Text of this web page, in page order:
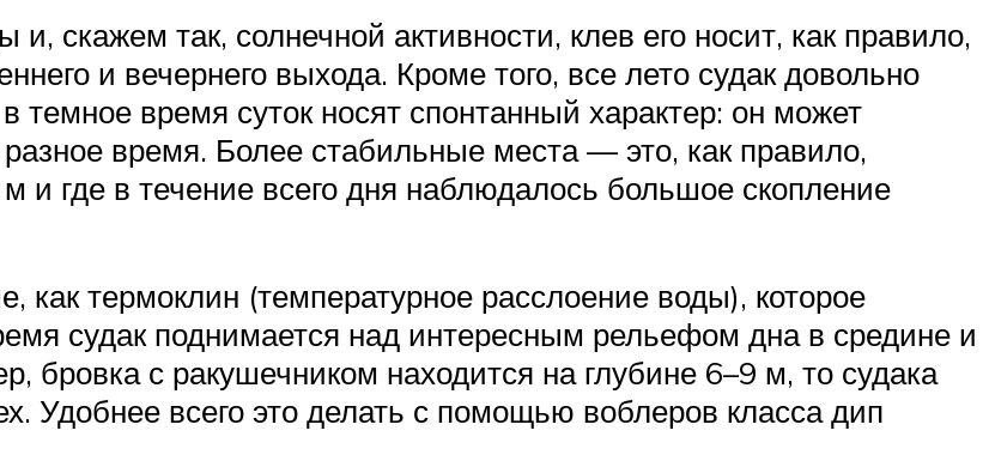
скажем так, солнечной активности, клев его носит, как правило,
и вечернего выхода. Кроме того, все лето судак довольно
темное время суток носят спонтанный характер: он может
время. Более стабильные места — это, как правило,
и где в течение всего дня наблюдалось большое скопление
как термоклин (температурное расслоение воды), которое
судак поднимается над интересным рельефом дна в средине и
бровка с ракушечником находится на глубине 6–9 м, то судака
Удобнее всего это делать с помощью воблеров класса дип